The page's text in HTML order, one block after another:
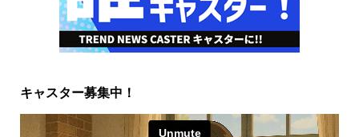
キャスター募集中！